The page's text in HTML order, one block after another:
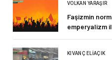
VOLKAN YARAŞIR
Faşizmin
emperyalizm
KIVANÇ ELIAÇIK